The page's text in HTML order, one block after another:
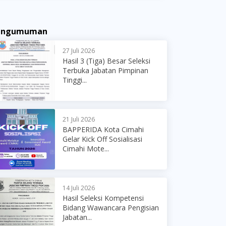
27 Juli 2026
Hasil 3 (Tiga) Besar Seleksi
Terbuka Jabatan Pimpinan
Tinggi...
21 Juli 2026
BAPPERIDA Kota Cimahi
Gelar Kick Off Sosialisasi
Cimahi Mote...
14 Juli 2026
Hasil Seleksi Kompetensi
Bidang Wawancara Pengisian
Jabatan...